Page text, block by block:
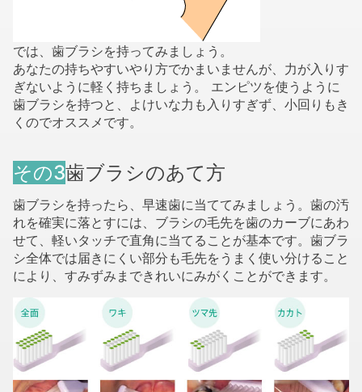
では、歯ブラシを持ってみましょう。
あなたの持ちやすいやり方でかまいませんが、力が入りす
ぎないように軽く持ちましょう。 エンピツを使うように
歯ブラシを持つと、よけいな力も入りすぎず、小回りもき
くのでオススメです。
その3歯ブラシのあて方
歯ブラシを持ったら、早速歯に当ててみましょう。歯の汚
れを確実に落とすには、ブラシの毛先を歯のカーブにあわ
せて、軽いタッチで直角に当てることが基本です。歯ブラ
シ全体では届きにくい部分も毛先をうまく使い分けること
により、すみずみまできれいにみがくことができます。